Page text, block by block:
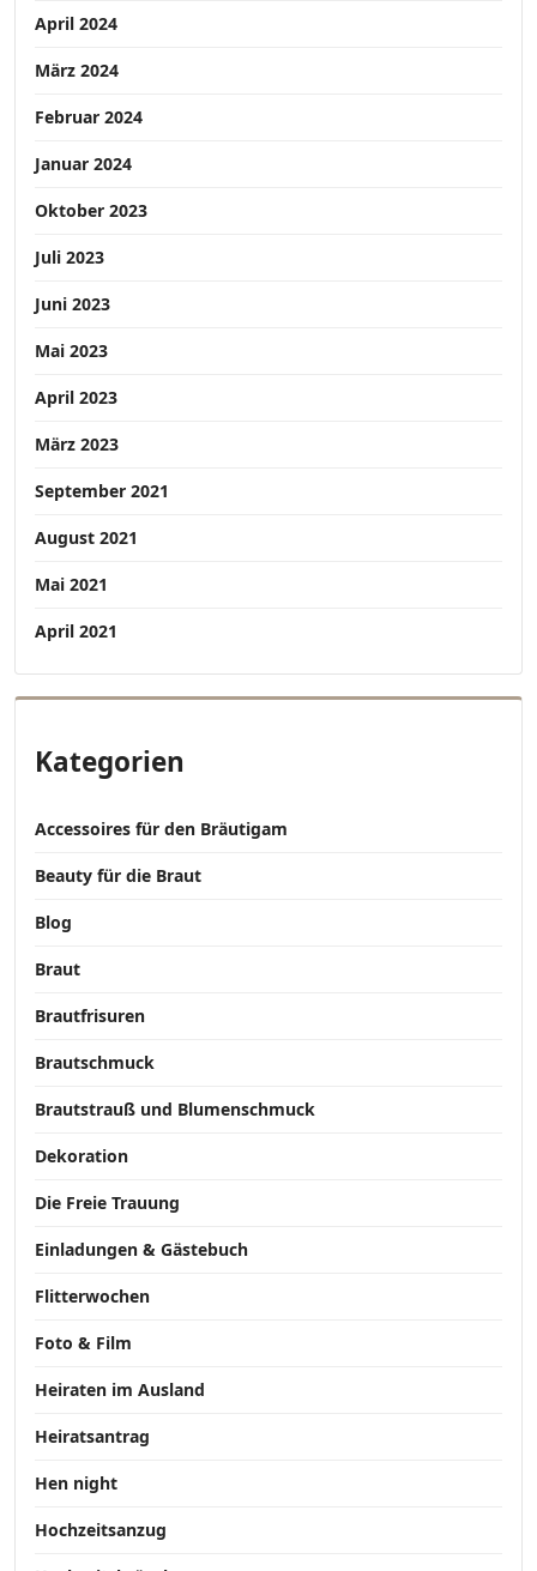
April 2024
März 2024
Februar 2024
Januar 2024
Oktober 2023
Juli 2023
Juni 2023
Mai 2023
April 2023
März 2023
September 2021
August 2021
Mai 2021
April 2021
Kategorien
Accessoires für den Bräutigam
Beauty für die Braut
Blog
Braut
Brautfrisuren
Brautschmuck
Brautstrauß und Blumenschmuck
Dekoration
Die Freie Trauung
Einladungen & Gästebuch
Flitterwochen
Foto & Film
Heiraten im Ausland
Heiratsantrag
Hen night
Hochzeitsanzug